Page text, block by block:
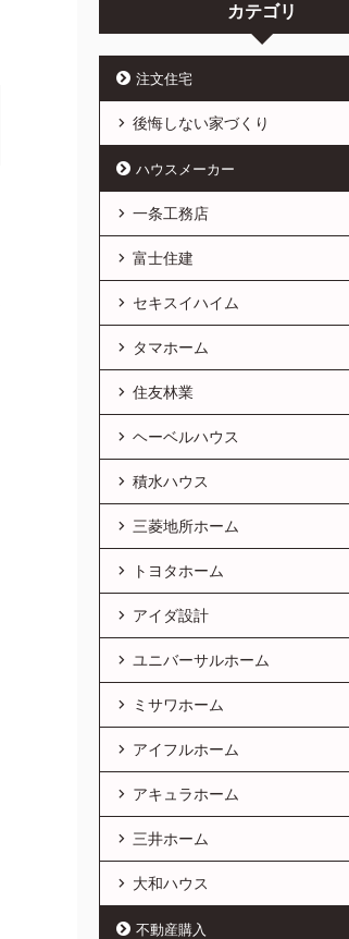
カテゴリ
注文住宅
後悔しない家づくり
ハウスメーカー
一条工務店
富士住建
セキスイハイム
タマホーム
住友林業
ヘーベルハウス
積水ハウス
三菱地所ホーム
トヨタホーム
アイダ設計
ユニバーサルホーム
ミサワホーム
アイフルホーム
アキュラホーム
三井ホーム
大和ハウス
不動産購入